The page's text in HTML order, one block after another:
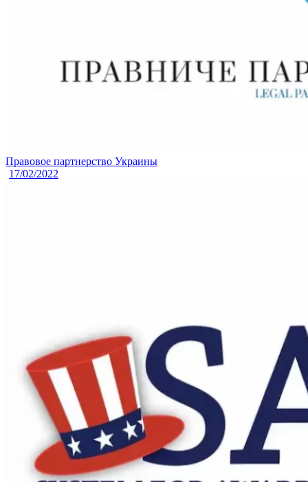
Правовое партнерство Украины
17/02/2022